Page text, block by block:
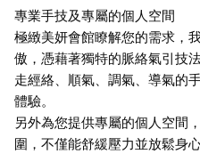
專業手技及專屬的個人空間
極緻美妍會館瞭解您的需求，
傲，憑藉著獨特的脈絡氣引技
走經絡、順氣、調氣、導氣的
體驗。
另外為您提供專屬的個人空間
圍，不僅能舒緩壓力並放鬆身